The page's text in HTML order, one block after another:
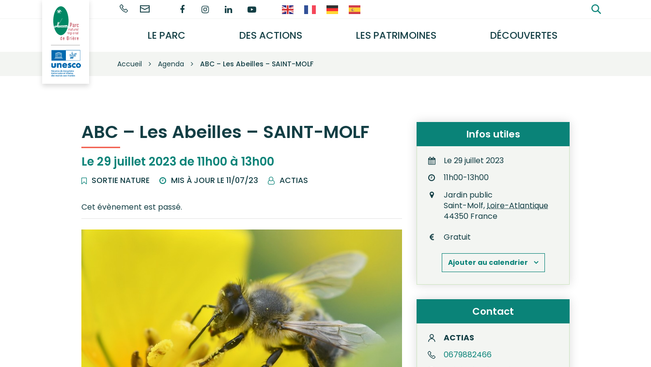
02
Nous
Lien
Lien
Lien
le
la
Rechercher
Parc
naturel
régional
de
Brière
–
Une
autre
LE PARC DES ACTIONS LES PATRIMOINES DÉCOUVERTES
Accueil Agenda ABC – Les Abeilles – SAINT-MOLF
ABC – Les Abeilles – SAINT-MOLF
Le 29 juillet 2023 de 11h00 à 13h00
SORTIE NATURE MIS À JOUR LE 11/07/23 PARACTIAS
Cet évènement est passé.
Infos utiles
Le29juillet 2023
11h00-13h00
Jardin public
Saint-Molf,Loire-Atlantique
44350 France
Gratuit
Ajouter au calendrier
Contact
ACTIAS
0679882466